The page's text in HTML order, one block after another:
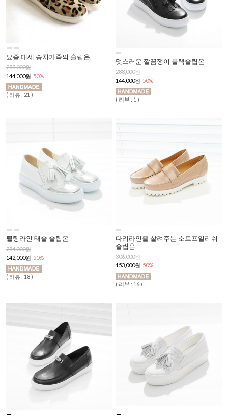
요즘 대세 송치가죽의 슬립온
288,000원
144,000원 50%
( 리뷰 : 21 )
멋스러운 깔끔쟁이 블랙슬립온
288,000원
144,000원 50%
( 리뷰 : 1 )
퀼팅라인 태슬 슬립온
284,000원
142,000원 50%
( 리뷰 : 18 )
다리라인을 살려주는 소트프일리쉬
슬립온
306,000원
153,000원 50%
( 리뷰 : 16 )